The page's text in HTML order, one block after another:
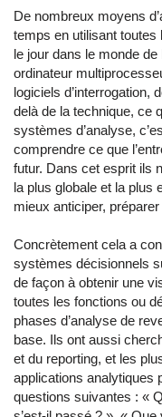
De nombreux moyens
temps en utilisant
le jour dans le monde de
ordinateur
logiciels d’interrogation,
delà de la technique, ce
systèmes d’analyse,
comprendre ce que
futur. Dans cet esprit ils
la plus globale et la plus
mieux anticiper,
Concrètement cela a
systèmes décisionnels
de façon à obtenir une
toutes les fonctions ou
phases d’analyse de
base. Ils ont aussi
et du reporting, et les
applications analytiques
questions suivantes : «